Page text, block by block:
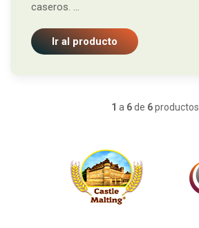
caseros. ...
Ir al producto
1 a 6de 6productos